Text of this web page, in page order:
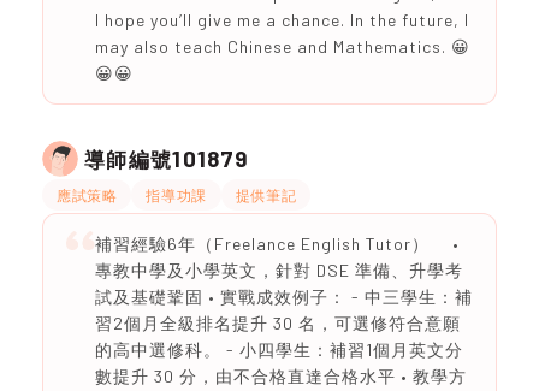
I hope you’ll give me a chance. In the future, I
may also teach Chinese and Mathematics. 😀
😀😀
導師編號101879
應試策略 指導功課 提供筆記
補習經驗6年（Freelance English Tutor） •
專教中學及小學英文，針對 DSE 準備、升學考
試及基礎鞏固 • 實戰成效例子： - 中三學生：補
習2個月全級排名提升 30 名，可選修符合意願
的高中選修科。 - 小四學生：補習1個月英文分
數提升 30 分，由不合格直達合格水平 • 教學方